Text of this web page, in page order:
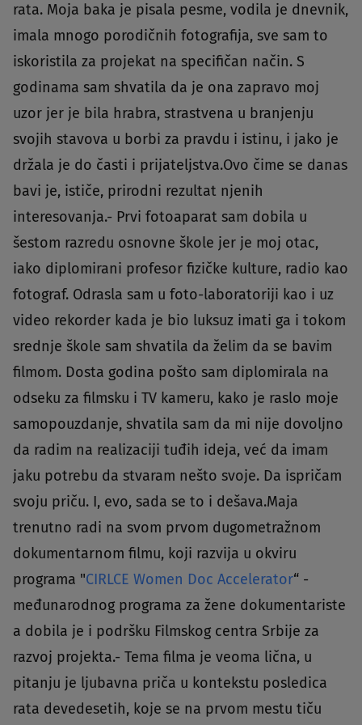
rata. Moja baka je pisala pesme, vodila je dnevnik,
imala mnogo porodičnih fotografija, sve sam to
iskoristila za projekat na specifičan način. S
godinama sam shvatila da je ona zapravo moj
uzor jer je bila hrabra, strastvena u branjenju
svojih stavova u borbi za pravdu i istinu, i jako je
držala je do časti i prijateljstva.Ovo čime se danas
bavi je, ističe, prirodni rezultat njenih
interesovanja.- Prvi fotoaparat sam dobila u
šestom razredu osnovne škole jer je moj otac,
iako diplomirani profesor fizičke kulture, radio kao
fotograf. Odrasla sam u foto-laboratoriji kao i uz
video rekorder kada je bio luksuz imati ga i tokom
srednje škole sam shvatila da želim da se bavim
filmom. Dosta godina pošto sam diplomirala na
odseku za filmsku i TV kameru, kako je raslo moje
samopouzdanje, shvatila sam da mi nije dovoljno
da radim na realizaciji tuđih ideja, već da imam
jaku potrebu da stvaram nešto svoje. Da ispričam
svoju priču. I, evo, sada se to i dešava.Maja
trenutno radi na svom prvom dugometražnom
dokumentarnom filmu, koji razvija u okviru
programa "CIRLCE Women Doc Accelerator“ -
međunarodnog programa za žene dokumentariste
a dobila je i podršku Filmskog centra Srbije za
razvoj projekta.- Tema filma je veoma lična, u
pitanju je ljubavna priča u kontekstu posledica
rata devedesetih, koje se na prvom mestu tiču